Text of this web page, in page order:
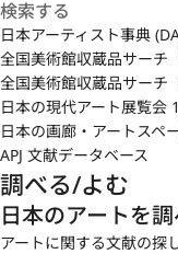
日本アーティスト事典
全国美術館収蔵品サーチ
全国美術館収蔵品サーチ
日本の現代アート展覧会
日本の画廊・アートスペ
APJ 文献データベース
調べる/よむ
日本のアートを
アートに関する文献の探